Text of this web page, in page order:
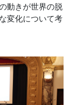
動きが世界の脱
変化について考